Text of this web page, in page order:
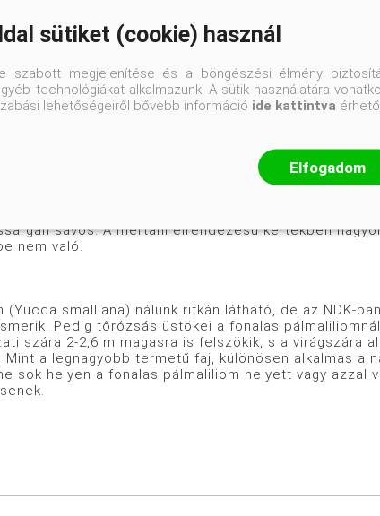
lepellevelű típusa a Yucca flaccida var. major,
ban eljutott Európába, mindmáig ritkaságnak
majaiból szelektált „Iviry”, amely Angliában
virágaival díszítő fajta.
a törpe levélüstökű, fürtös virágú
Sword” néven forgalmazzák. Levéllemeze
sávos. A mértani elrendezésű kertekben
nem való.
smalliana) nálunk ritkán látható, de az NDK-ban
Pedig tőrózsás üstökei a fonalas
szára 2-2,6 m magasra is felszökik, s a virágszára
a legnagyobb termetű faj, különösen alkalmas a
sok helyen a fonalas pálmaliliom helyett vagy azzal
sütiket (cookie) használ
szabott megjelenítése és a böngészési élmény
technológiákat alkalmazunk. A sütik használatára
lehetőségeiről bővebb információ ide kattintva érhető
Elfogadom